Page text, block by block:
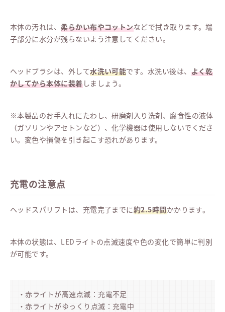
本体の汚れは、柔らかい布やコットンなどで拭き取ります。端
子部分に水分が残らないよう注意してください。
ヘッドブラシは、外して水洗い可能です。水洗い後は、 よく乾
かしてから本体に装着しましょう。
※本製品のお手入れにたわし、研磨剤入り洗剤、腐食性の液体
（ガソリンやアセトンなど）、化学機器は使用しないでくださ
い。変色や損傷を引き起こす恐れがあります。
充電の注意点
ヘッドスパリフトは、充電完了までに約2.5時間かかります。
本体の状態は、LEDライトの点滅速度や色の変化で簡単に判別
が可能です。
・赤ライトが高速点滅：充電不足
・赤ライトがゆっくり点滅：充電中